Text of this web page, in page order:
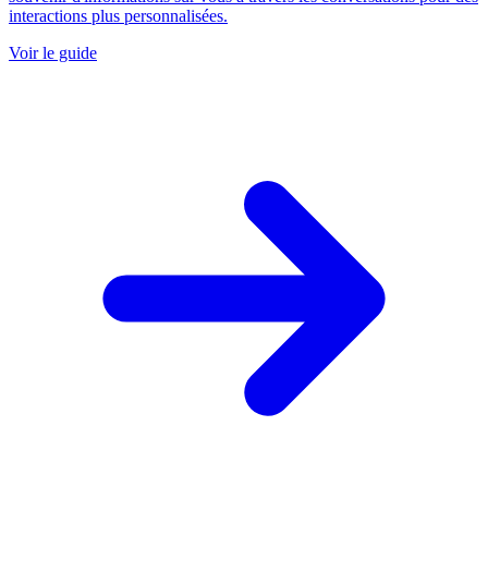
interactions plus personnalisées.
Voir le guide